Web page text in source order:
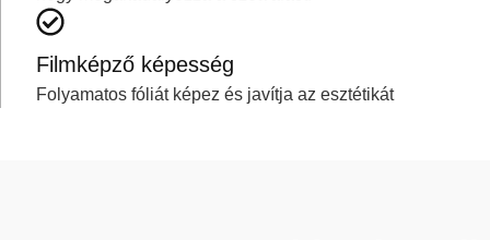
Filmképző képesség
Folyamatos fóliát képez és javítja az esztétikát